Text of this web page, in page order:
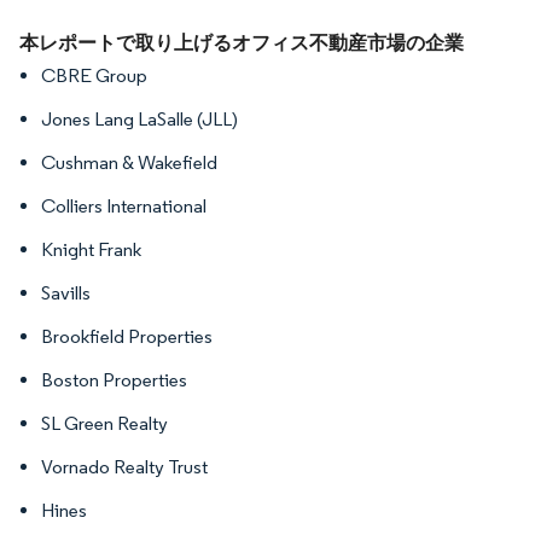
画像 © Mordor Intelligence。再利用にはCC BY 4.0の表示が必要です。
本レポートで取り上げるオフィス不動産市場の企業
CBRE Group
Jones Lang LaSalle (JLL)
Cushman & Wakefield
Colliers International
Knight Frank
Savills
Brookfield Properties
Boston Properties
SL Green Realty
Vornado Realty Trust
Hines